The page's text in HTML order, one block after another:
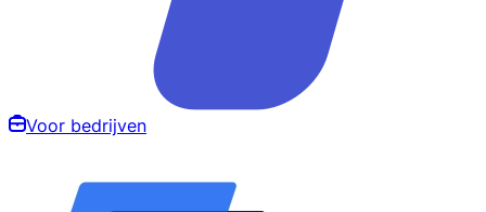
Voor bedrijven